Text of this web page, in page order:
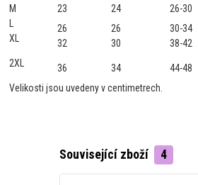
M
23 24
26-30
L
XL
26
32
26
30
30-34
38-42
2XL
36 34
44-48
Velikosti jsou uvedeny v centimetrech.
Související zboží 4